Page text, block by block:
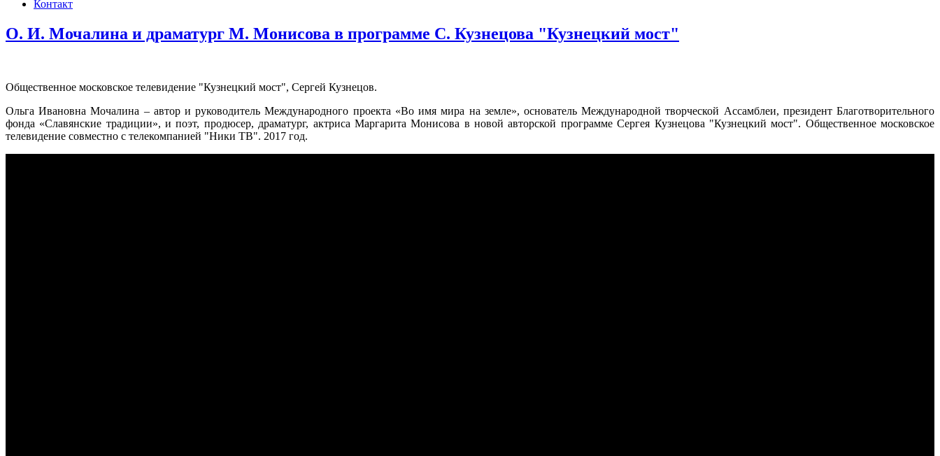
Контакт
О. И. Мочалина и драматург М. Монисова в программе С. Кузнецова "Кузнецкий мост"
Общественное московское телевидение "Кузнецкий мост", Сергей Кузнецов.
Ольга Ивановна Мочалина – автор и руководитель Международного проекта «Во имя мира на земле», основатель Международной творческой Ассамблеи, президент Благотворительного
фонда «Славянские традиции», и поэт, продюсер, драматург, актриса Маргарита Монисова в новой авторской программе Сергея Кузнецова "Кузнецкий мост". Общественное московское
телевидение совместно с телекомпанией "Ники ТВ". 2017 год.